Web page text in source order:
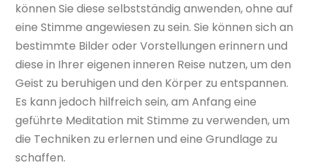
können Sie diese selbstständig anwenden, ohne auf
eine Stimme angewiesen zu sein. Sie können sich an
bestimmte Bilder oder Vorstellungen erinnern und
diese in Ihrer eigenen inneren Reise nutzen, um den
Geist zu beruhigen und den Körper zu entspannen.
Es kann jedoch hilfreich sein, am Anfang eine
geführte Meditation mit Stimme zu verwenden, um
die Techniken zu erlernen und eine Grundlage zu
schaffen.